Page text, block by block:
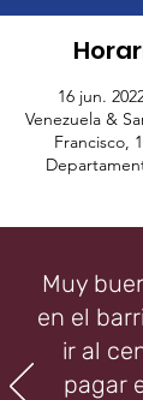
16 jun.
Venezuela &
Francisco,
Muy
en el
ir al
pagar